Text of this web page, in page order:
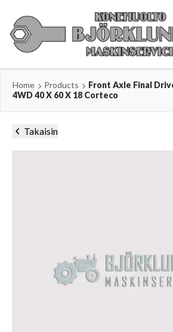
Home Products
Front Axle Final
4WD 40 X 60 X 18 Corteco
Takaisin